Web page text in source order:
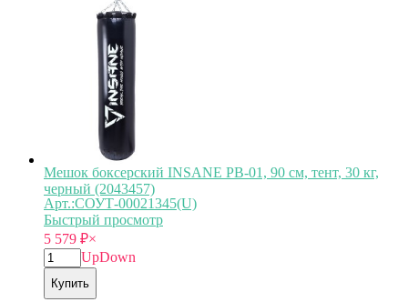
Мешок боксерский INSANE PB-01, 90 см, тент, 30 кг,
черный (2043457)
Арт.:СОУТ-00021345(U)
Быстрый просмотр
5 579 ₽×
UpDown
Купить